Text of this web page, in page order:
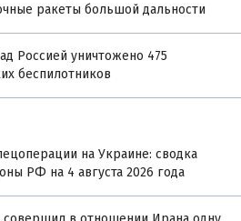
ракеты большой дальности
Россией уничтожено 475
беспилотников
на Украине: сводка
РФ на 4 августа 2026 года